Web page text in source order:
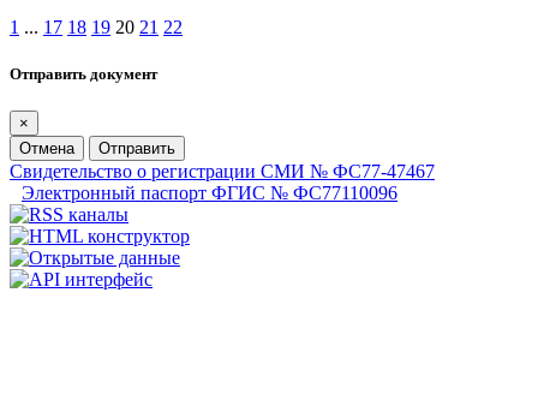
1 ... 17 18 19 20 21 22
Отправить документ
×
Отмена
Отправить
Свидетельство о регистрации СМИ № ФС77-47467
Электронный паспорт ФГИС № ФС77110096